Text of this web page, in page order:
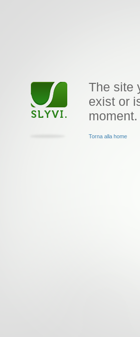
The site
exist or
moment.
Torna alla home